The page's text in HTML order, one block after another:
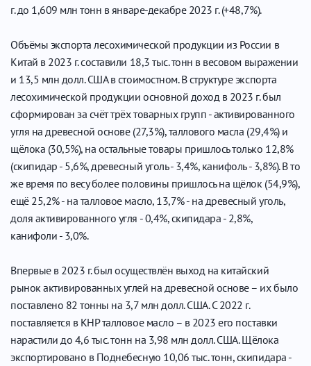
г. до 1,609 млн тонн в январе-декабре 2023 г. (+48,7%).
Объёмы экспорта лесохимической продукции из России в
Китай в 2023 г. составили 18,3 тыс. тонн в весовом выражении
и 13,5 млн долл. США в стоимостном. В структуре экспорта
лесохимической продукции основной доход в 2023 г. был
сформирован за счёт трёх товарных групп - активированного
угля на древесной основе (27,3%), таллового масла (29,4%) и
щёлока (30,5%), на остальные товары пришлось только 12,8%
(скипидар - 5,6%, древесный уголь - 3,4%, канифоль - 3,8%). В то
же время по весу более половины пришлось на щёлок (54,9%),
ещё 25,2% - на талловое масло, 13,7% - на древесный уголь,
доля активированного угля - 0,4%, скипидара - 2,8%,
канифоли - 3,0%.
Впервые в 2023 г. был осуществлён выход на китайский
рынок активированных углей на древесной основе – их было
поставлено 82 тонны на 3,7 млн долл. США. С 2022 г.
поставляется в КНР талловое масло – в 2023 его поставки
нарастили до 4,6 тыс. тонн на 3,98 млн долл. США. Щёлока
экспортировано в Поднебесную 10,06 тыс. тонн, скипидара -